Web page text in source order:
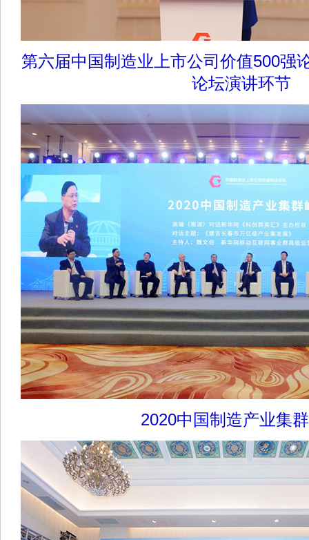
第六届中国制造业上市公司价值500强
论坛演讲环节
2020中国制造产业集